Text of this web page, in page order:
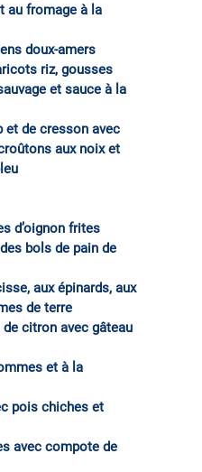
au fromage à la
doux-amers
riz, gousses
et sauce à la
et de cresson avec
aux noix et
d’oignon frites
bols de pain de
aux épinards, aux
de terre
citron avec gâteau
et à la
pois chiches et
avec compote de